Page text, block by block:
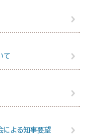
て
による知事要望